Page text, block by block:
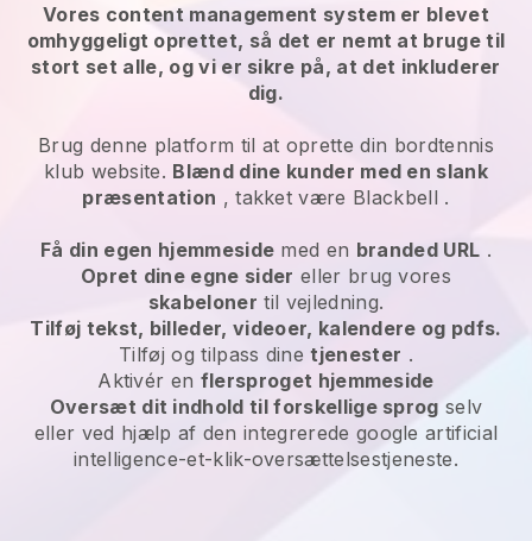
Vores content management system er blevet
omhyggeligt oprettet, så det er nemt at bruge til
stort set alle, og vi er sikre på, at det inkluderer
dig.
Brug denne platform til at oprette din bordtennis
klub website. Blænd dine kunder med en slank
præsentation , takket være Blackbell .
Få din egen hjemmeside med en branded URL .
Opret dine egne sider eller brug vores
skabeloner til vejledning.
Tilføj tekst, billeder, videoer, kalendere og pdfs.
Tilføj og tilpass dinetjenester .
Aktivér en flersproget hjemmeside
Oversæt dit indhold til forskellige sprog selv
eller ved hjælp af den integrerede google artificial
intelligence-et-klik-oversættelsestjeneste.